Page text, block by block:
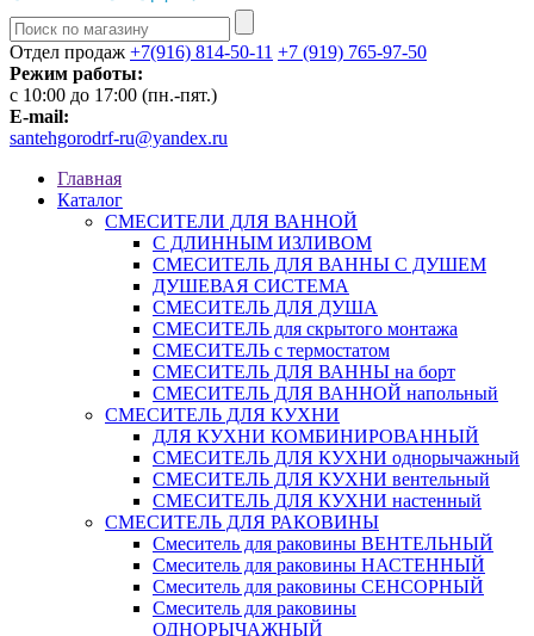
Отдел продаж +7(916) 814-50-11 +7 (919) 765-97-50
Режим работы:
c 10:00 до 17:00 (пн.-пят.)
E-mail:
santehgorodrf-ru@yandex.ru
Главная
Каталог
СМЕСИТЕЛИ ДЛЯ ВАННОЙ
С ДЛИННЫМ ИЗЛИВОМ
СМЕСИТЕЛЬ ДЛЯ ВАННЫ С ДУШЕМ
ДУШЕВАЯ СИСТЕМА
СМЕСИТЕЛЬ ДЛЯ ДУША
СМЕСИТЕЛЬ для скрытого монтажа
СМЕСИТЕЛЬ с термостатом
СМЕСИТЕЛЬ ДЛЯ ВАННЫ на борт
СМЕСИТЕЛЬ ДЛЯ ВАННОЙ напольный
СМЕСИТЕЛЬ ДЛЯ КУХНИ
ДЛЯ КУХНИ КОМБИНИРОВАННЫЙ
СМЕСИТЕЛЬ ДЛЯ КУХНИ однорычажный
СМЕСИТЕЛЬ ДЛЯ КУХНИ вентельный
СМЕСИТЕЛЬ ДЛЯ КУХНИ настенный
СМЕСИТЕЛЬ ДЛЯ РАКОВИНЫ
Смеситель для раковины ВЕНТЕЛЬНЫЙ
Смеситель для раковины НАСТЕННЫЙ
Смеситель для раковины СЕНСОРНЫЙ
Смеситель для раковины
ОДНОРЫЧАЖНЫЙ